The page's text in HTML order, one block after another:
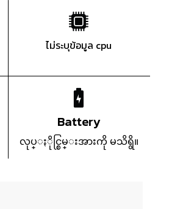
ไม่ระบุข้อมูล cpu
Battery
လုပ္ႏိုင္စြမ္းအားကို မသိရွိ။